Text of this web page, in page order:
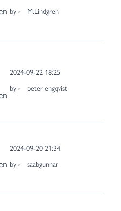
by
M.Lindgren
2024-09-22 18:25
by
peter engqvist
2024-09-20 21:34
by
saabgunnar